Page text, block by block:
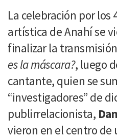
La celebración por los
artística de Anahí se
finalizar la
es la máscara?, luego
cantante, quien se
“investigadores” de
publirrelacionista,
vieron en el centro de